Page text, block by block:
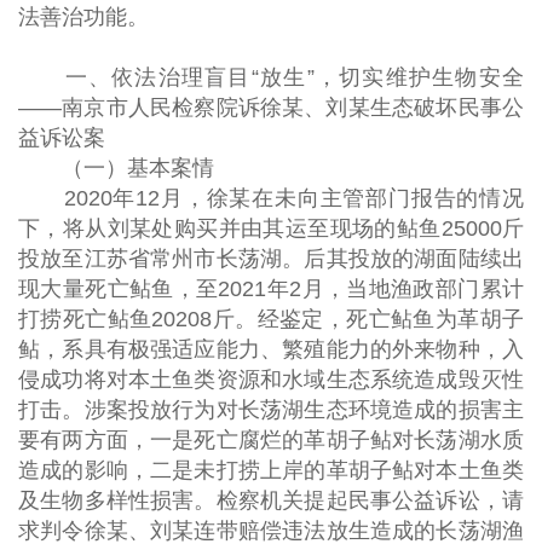
法善治功能。
一、依法治理盲目“放生”，切实维护生物安全
——南京市人民检察院诉徐某、刘某生态破坏民事公
益诉讼案
（一）基本案情
2020年12月，徐某在未向主管部门报告的情况
下，将从刘某处购买并由其运至现场的鲇鱼25000斤
投放至江苏省常州市长荡湖。后其投放的湖面陆续出
现大量死亡鲇鱼，至2021年2月，当地渔政部门累计
打捞死亡鲇鱼20208斤。经鉴定，死亡鲇鱼为革胡子
鲇，系具有极强适应能力、繁殖能力的外来物种，入
侵成功将对本土鱼类资源和水域生态系统造成毁灭性
打击。涉案投放行为对长荡湖生态环境造成的损害主
要有两方面，一是死亡腐烂的革胡子鲇对长荡湖水质
造成的影响，二是未打捞上岸的革胡子鲇对本土鱼类
及生物多样性损害。检察机关提起民事公益诉讼，请
求判令徐某、刘某连带赔偿违法放生造成的长荡湖渔